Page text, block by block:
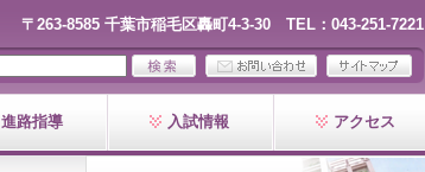
〒263-8585 千葉市稲毛区轟町4-3-30 TEL：043-251-7221
進路指導 入試情報 アクセス